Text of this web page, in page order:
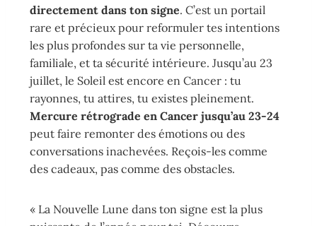
directement dans ton signe. C’est un portail
rare et précieux pour reformuler tes intentions
les plus profondes sur ta vie personnelle,
familiale, et ta sécurité intérieure. Jusqu’au 23
juillet, le Soleil est encore en Cancer : tu
Mercure rétrograde en Cancer jusqu’au 23-24
peut faire remonter des émotions ou des
conversations inachevées. Reçois-les comme
des cadeaux, pas comme des obstacles.
« La Nouvelle Lune dans ton signe est la plus